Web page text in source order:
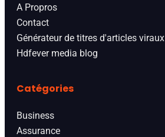
A Propros
Contact
Générateur de titres d'articles viraux
Hdfever media blog
Catégories
Business
Assurance